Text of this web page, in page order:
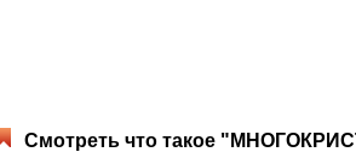
Смотреть что такое